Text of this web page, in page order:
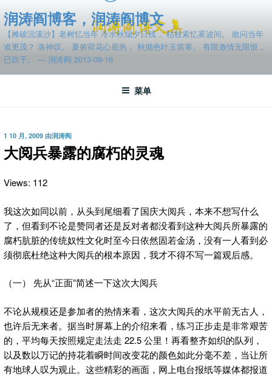
至
容
润涛阎博客，润涛阎博文
【摊破浣溪沙】老树忆当年 冷水秋烟夕日残， 枯枝索忆雾波间。 敢问当年
谁更茂？ 洛神叹。 夏俯荷花心底热， 秋抛色叶玉笛寒。 有限激情无限恨，
已吹干。 — 润涛阎 2013-09-16
菜单
发
于
1 10 月, 2009 由润涛阎
大阅兵暴露的腐朽的灵魂
Views: 112
我这次如同以前，从头到尾细看了国庆大阅兵，本来不想写什么
了，但看到不论是赞同者还是反对者都没看到这种大阅兵所暴露的
腐朽肮脏的传统奴性文化时至今日依然固若金汤，没有一人看到必
须彻底杜绝这种大阅兵的根本原因，我才不得不写一篇观后感。
（一） 先从“正面”简述一下这次大阅兵
不论从规模还是参加者的热情来看，这次大阅兵的水平前无古人，
也许后无来者。据当时屏幕上的介绍来看，练习正步走是非常艰苦
的，平均每天按照规定走法走 22.5 公里！再看整齐如织的队列，
以及数以万记的持花着瞬时间改变花的颜色如此分毫不差，当让所
有地球人叹为观止。这些精彩的画面，网上电台报纸等媒体都报道